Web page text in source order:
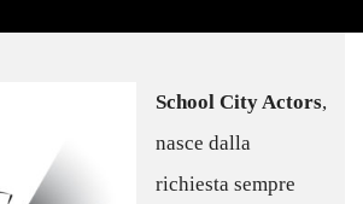
School City Actors,
nasce dalla
richiesta sempre